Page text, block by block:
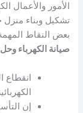
الأمور والأعمال
تشكيل وبناء منزل
بعض النقاط
صيانة الكهرباء
انقطاع
إن